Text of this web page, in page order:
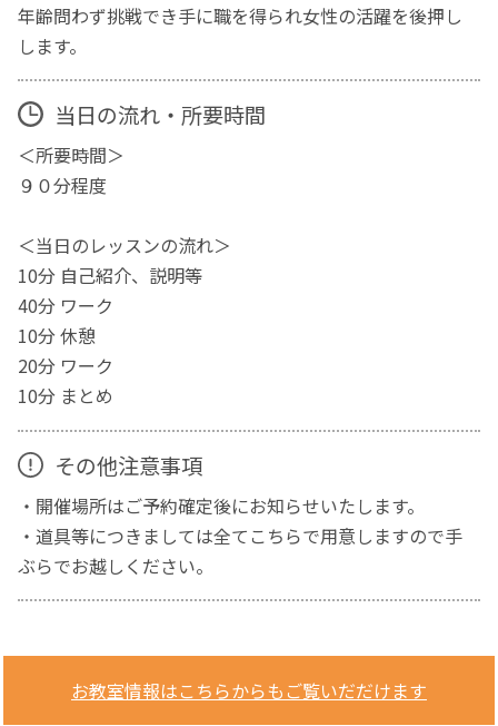
年齢問わず挑戦でき手に職を得られ女性の活躍を後押し
します。
当日の流れ・所要時間
＜所要時間＞
９０分程度
＜当日のレッスンの流れ＞
10分 自己紹介、説明等
40分 ワーク
10分 休憩
20分 ワーク
10分 まとめ
その他注意事項
・開催場所はご予約確定後にお知らせいたします。
・道具等につきましては全てこちらで用意しますので手
ぶらでお越しください。
お教室情報はこちらからもご覧いだだけます